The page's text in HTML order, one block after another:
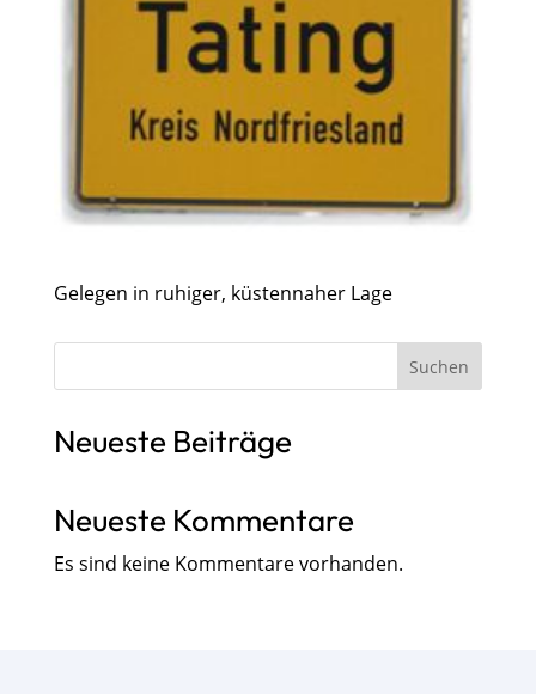
Gelegen in ruhiger, küstennaher Lage
Suchen
Neueste Beiträge
Neueste Kommentare
Es sind keine Kommentare vorhanden.